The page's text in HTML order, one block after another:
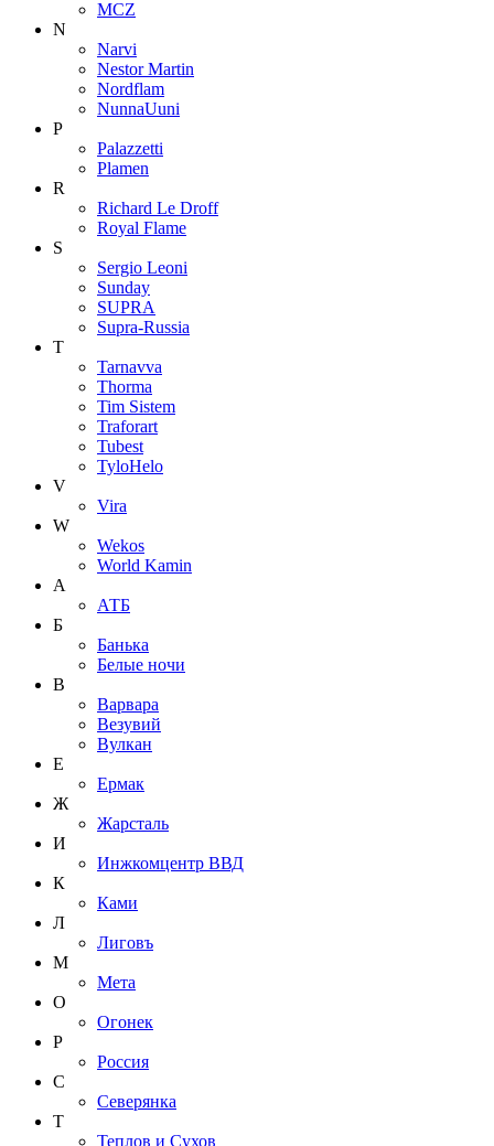
MCZ
N
Narvi
Nestor Martin
Nordflam
NunnaUuni
P
Palazzetti
Plamen
R
Richard Le Droff
Royal Flame
S
Sergio Leoni
Sunday
SUPRA
Supra-Russia
T
Tarnavva
Thorma
Tim Sistem
Traforart
Tubest
TyloHelo
V
Vira
W
Wekos
World Kamin
А
АТБ
Б
Банька
Белые ночи
В
Варвара
Везувий
Вулкан
Е
Ермак
Ж
Жарсталь
И
Инжкомцентр ВВД
К
Ками
Л
Лиговъ
М
Мета
О
Огонек
Р
Россия
С
Северянка
Т
Теплов и Сухов